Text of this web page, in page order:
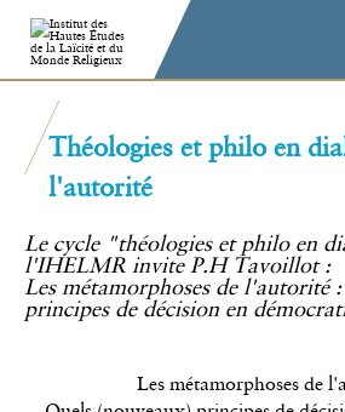
contenu.
la
personnels
Théologies et philo en
l'autorité
Le cycle "théologies et philo en
l'IHELMR invite P.H Tavoillot :
Les métamorphoses de l'autorité
principes de décision en
Les métamorphoses de